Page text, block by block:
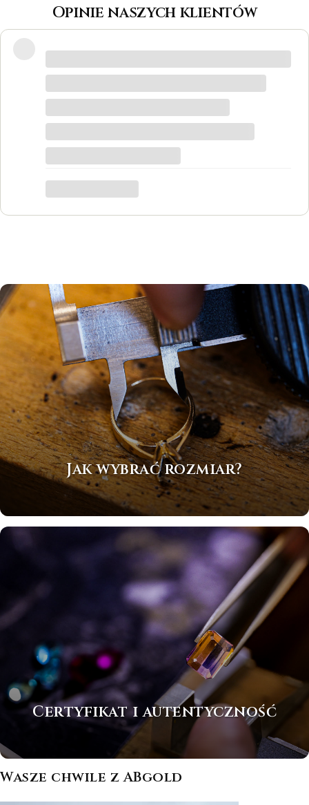
Opinie naszych klientów
odpowiedzi na wszystkie pytania, biżuteria
jest piękna! Ceny bardzo korzystne, na
tego grawer w pierścionku udało się
zrobić w bardzo krótkim czasie. Dziękuję,
był to dla mnie bardzo ważny moment,
trafiłam w idealne miejsce.
Katarzyna Łącka
Jak wybrać rozmiar?
Certyfikat i autentyczność
Wasze chwile z ABgold